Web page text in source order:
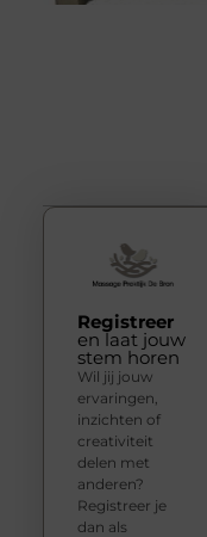
Registreer
en laat jouw
stem horen
Wil jij jouw
ervaringen,
inzichten of
creativiteit
delen met
anderen?
Registreer je
dan als